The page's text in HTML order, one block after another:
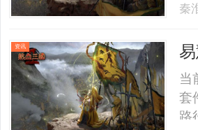
秦
资讯
当
套
路